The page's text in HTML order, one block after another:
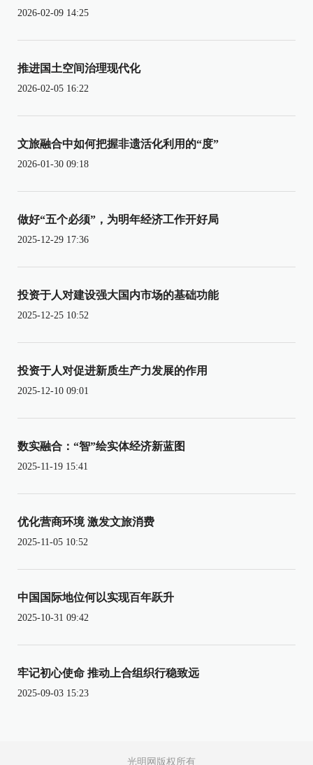
2026-02-09 14:25
推进国土空间治理现代化
2026-02-05 16:22
文旅融合中如何把握非遗活化利用的“度”
2026-01-30 09:18
做好“五个必须”，为明年经济工作开好局
2025-12-29 17:36
投资于人对建设强大国内市场的基础功能
2025-12-25 10:52
投资于人对促进新质生产力发展的作用
2025-12-10 09:01
数实融合：“智”绘实体经济新蓝图
2025-11-19 15:41
优化营商环境 激发文旅消费
2025-11-05 10:52
中国国际地位何以实现百年跃升
2025-10-31 09:42
牢记初心使命 推动上合组织行稳致远
2025-09-03 15:23
光明网版权所有